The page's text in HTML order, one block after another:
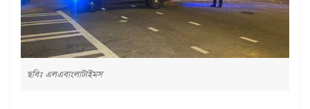
ছবিঃ এলএবাংলাটাইমস